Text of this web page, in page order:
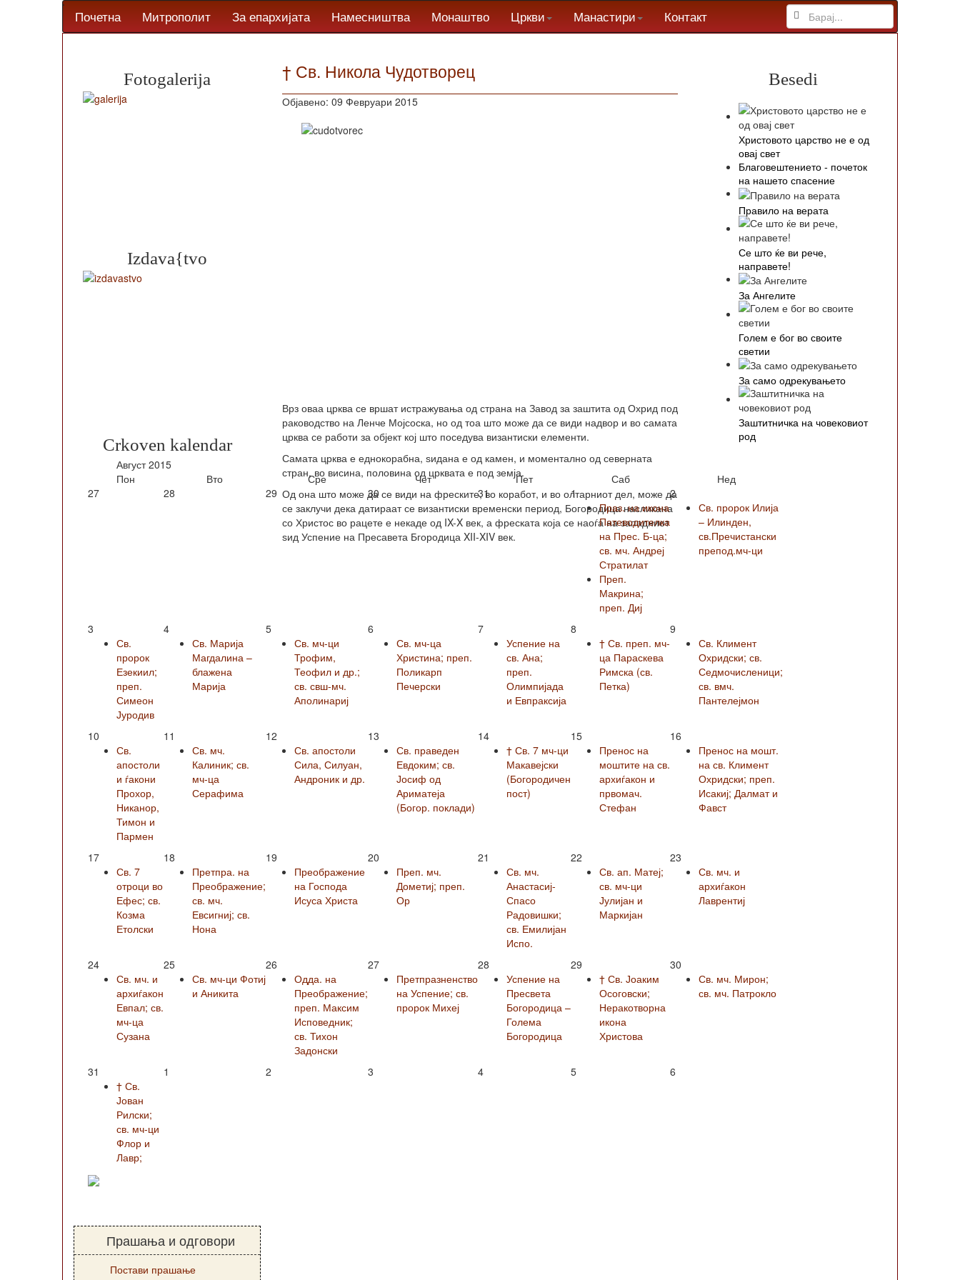
Почетна Митрополит За епархијата Намесништва Монаштво Цркви Манастири Контакт
† Св. Никола Чудотворец
Објавено: 09 Февруари 2015
Врз оваа црква се вршат истражувања од страна на Завод за заштита од Охрид под
раководство на Ленче Мојсоска, но од тоа што може да се види надвор и во самата
црква се работи за објект кој што поседува византиски елементи.
Самата црква е еднокорабна, ѕидана е од камен, и моментално од северната
стран, во висина, половина од црквата е под земја.
Од она што може да се види на фреските, во коработ, и во олтарниот дел, може да
се заклучи дека датираат се византиски временски период, Богородица насликана
со Христос во рацете е некаде од IX-X век, а фреската која се наоѓа на западниот
ѕид Успение на Пресавета Бгородица XII-XIV век.
Fotogalerija
Izdava{tvo
Crkoven kalendar
Август 2015
Пон
Вто Сре Чет Пет Саб
Нед
27
28 29 30 31
1
Праз. на икона
Патеводителка
на Прес. Б-ца;
св. мч. Андреј
Стратилат
Преп.
Макрина;
преп. Диј
2
Св. пророк Илија
– Илинден,
св.Пречистански
препод.мч-ци
3
Св.
пророк
Езекиил;
преп.
Симеон
Јуродив
4
Св. Марија
Магдалина –
блажена
Марија
5
Св. мч-ци
Трофим,
Теофил и др.;
св. свш-мч.
Аполинариј
6
Св. мч-ца
Христина; преп.
Поликарп
Печерски
7
Успение на
св. Ана;
преп.
Олимпијада
и Евпраксија
8
† Св. преп. мч-
ца Параскева
Римска (св.
Петка)
9
Св. Климент
Охридски; св.
Седмочисленици;
св. вмч.
Пантелејмон
10
Св.
апостоли
и ѓакони
Прохор,
Никанор,
Тимон и
Пармен
11
Св. мч.
Калиник; св.
мч-ца
Серафима
12
Св. апостоли
Сила, Силуан,
Андроник и др.
13
Св. праведен
Евдоким; св.
Јосиф од
Ариматеја
(Богор. поклади)
14
† Св. 7 мч-ци
Макавејски
(Богородичен
пост)
15
Пренос на
моштите на св.
архиѓакон и
првомач.
Стефан
16
Пренос на мошт.
на св. Климент
Охридски; преп.
Исакиј; Далмат и
Фавст
17
Св. 7
отроци во
Ефес; св.
Козма
Етолски
18
Претпра. на
Преображение;
св. мч.
Евсигниј; св.
Нона
19
Преображение
на Господа
Исуса Христа
20
Преп. мч.
Дометиј; преп.
Ор
21
Св. мч.
Анастасиј-
Спасо
Радовишки;
св. Емилијан
Испо.
22
Св. ап. Матеј;
св. мч-ци
Јулијан и
Маркијан
23
Св. мч. и
архиѓакон
Лаврентиј
24
Св. мч. и
архиѓакон
Евпал; св.
мч-ца
Сузана
25
Св. мч-ци Фотиј
и Аникита
26
Одда. на
Преображение;
преп. Максим
Исповедник;
св. Тихон
Задонски
27
Претпразненство
на Успение; св.
пророк Михеј
28
Успение на
Пресвета
Богородица –
Голема
Богородица
29
† Св. Јоаким
Осоговски;
Неракотворна
икона
Христова
30
Св. мч. Мирон;
св. мч. Патрокло
31
† Св.
Јован
Рилски;
св. мч-ци
Флор и
Лавр;
1 2 3 4 5 6
Прашања и одговори
Постави прашање
Besedi
Христовото царство не е од
овај свет
Благовештението - почеток
на нашето спасение
Правило на верата
Се што ќе ви рече,
направете!
За Ангелите
Голем е бог во своите
светии
За само одрекувањето
Заштитничка на човековиот
род